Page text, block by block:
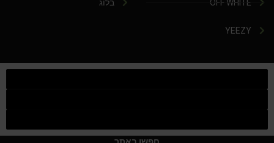
OFF WHITE
YEEZY
בלוג